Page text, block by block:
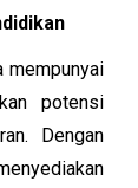
mempunyai
potensi
Dengan